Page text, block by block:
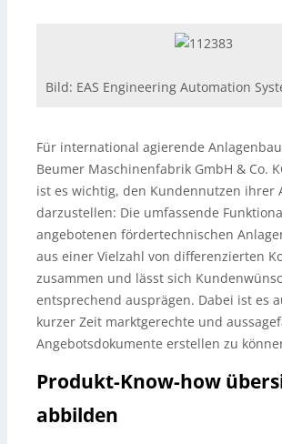
Bild: EAS Engineering Automation
Für international agierende
Beumer Maschinenfabrik GmbH & Co.
ist es wichtig, den Kundennutzen ihrer
darzustellen: Die umfassende
angebotenen fördertechnischen
aus einer Vielzahl von differenzierten
zusammen und lässt sich
entsprechend ausprägen. Dabei ist es
kurzer Zeit marktgerechte und
Angebotsdokumente erstellen zu
Produkt-Know-how
abbilden